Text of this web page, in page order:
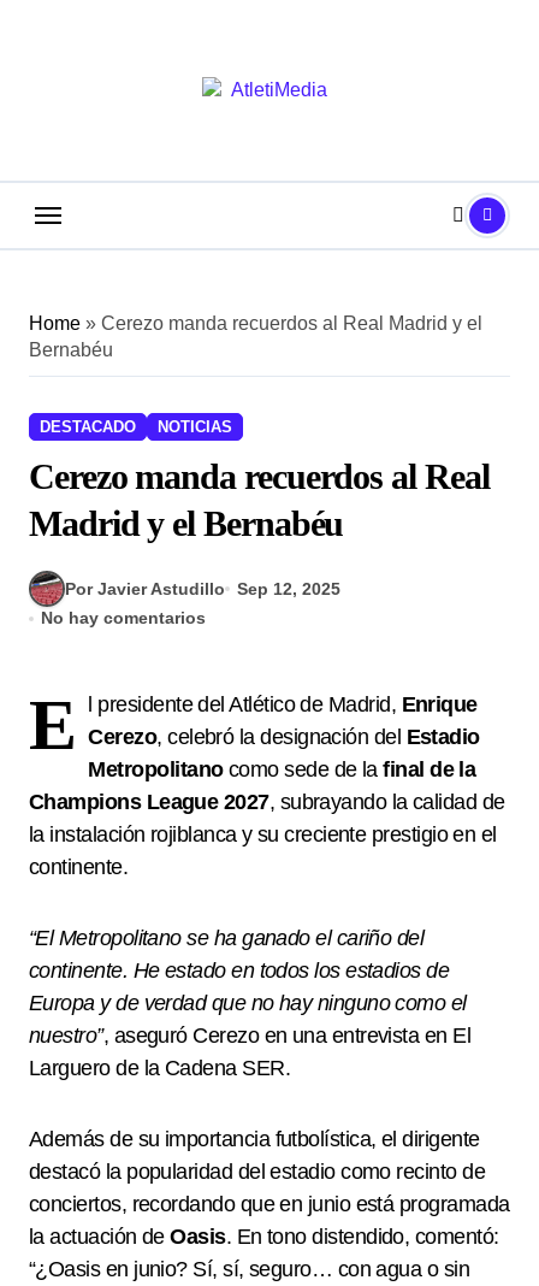
Home » Cerezo manda recuerdos al Real Madrid y el
Bernabéu
DESTACADO NOTICIAS
Cerezo manda recuerdos al Real
Madrid y el Bernabéu
Por Javier Astudillo
Sep 12, 2025
No hay comentarios
E l presidente del Atlético de Madrid, Enrique
Cerezo, celebró la designación del Estadio
Metropolitanocomo sede de lafinal de la
Champions League 2027, subrayando la calidad de
la instalación rojiblanca y su creciente prestigio en el
continente.
“El Metropolitano se ha ganado el cariño del
continente. He estado en todos los estadios de
Europa y de verdad que no hay ninguno como el
nuestro”, aseguró Cerezo en una entrevista en El
Larguero de la Cadena SER.
Además de su importancia futbolística, el dirigente
destacó la popularidad del estadio como recinto de
conciertos, recordando que en junio está programada
la actuación deOasis. En tono distendido, comentó:
“¿Oasis en junio? Sí, sí, seguro… con agua o sin